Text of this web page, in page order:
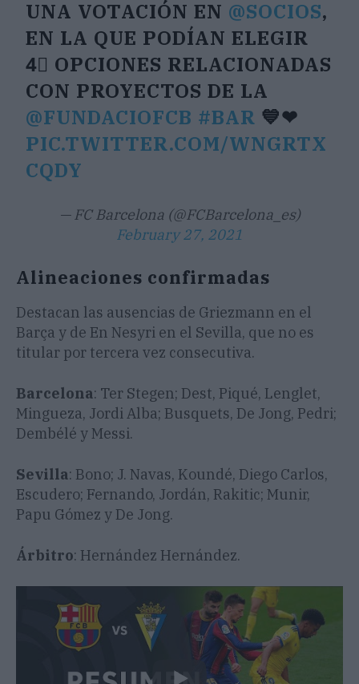
UNA VOTACIÓN EN @SOCIOS,
EN LA QUE PODÍAN ELEGIR
4⃣ OPCIONES RELACIONADAS
CON PROYECTOS DE LA
@FUNDACIOFCB #BAR 💙❤
PIC.TWITTER.COM/WNGRTX
CQDY
— FC Barcelona (@FCBarcelona_es)
February 27, 2021
Alineaciones confirmadas
Destacan las ausencias de Griezmann en el
Barça y de En Nesyri en el Sevilla, que no es
titular por tercera vez consecutiva.
Barcelona: Ter Stegen; Dest, Piqué, Lenglet,
Mingueza, Jordi Alba; Busquets, De Jong, Pedri;
Dembélé y Messi.
Sevilla: Bono; J. Navas, Koundé, Diego Carlos,
Escudero; Fernando, Jordán, Rakitic; Munir,
Papu Gómez y De Jong.
Árbitro: Hernández Hernández.